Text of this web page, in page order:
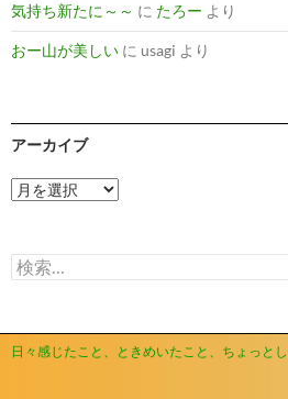
気持ち新たに～～ に たろー より
おー山が美しい に usagi より
アーカイブ
ア
ー
ブ
検
索:
日々感じたこと、ときめいたこと、ちょっと